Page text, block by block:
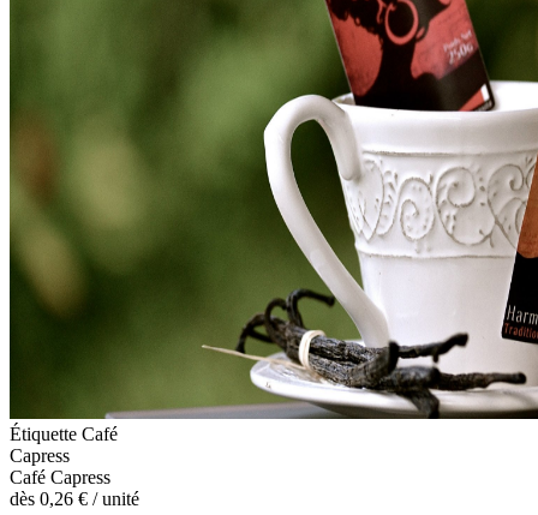
Étiquette Café
Capress
Café Capress
dès 0,26 € / unité